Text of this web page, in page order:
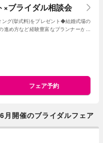
×ブライダル相談会
グ(挙式料)をプレゼント◆結婚式場の
進め方など経験豊富なプランナーがし
フェア予約
開催のブライダルフェア